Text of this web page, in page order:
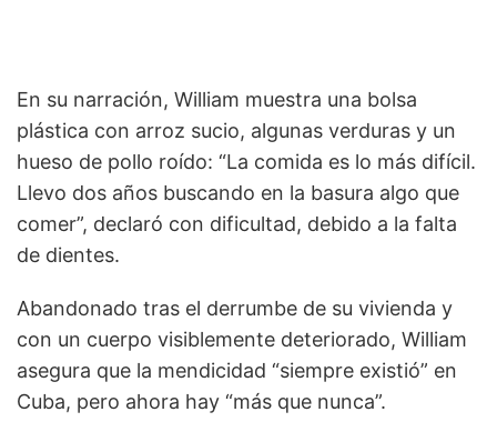
En su narración, William muestra una bolsa
plástica con arroz sucio, algunas verduras y un
hueso de pollo roído: “La comida es lo más difícil.
Llevo dos años buscando en la basura algo que
comer”, declaró con dificultad, debido a la falta
de dientes.
Abandonado tras el derrumbe de su vivienda y
con un cuerpo visiblemente deteriorado, William
asegura que la mendicidad “siempre existió” en
Cuba, pero ahora hay “más que nunca”.